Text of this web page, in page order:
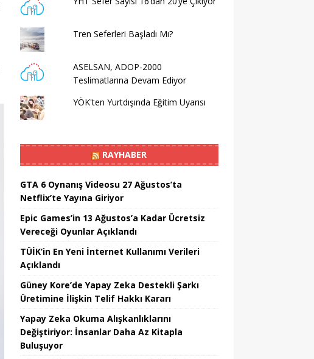
Tren Seferleri Başladı Mı?
ASELSAN, ADOP-2000
Teslimatlarına Devam Ediyor
YÖK'ten Yurtdışında Eğitim Uyarısı
RAYHABER
GTA 6 Oynanış Videosu 27 Ağustos’ta
Netflix’te Yayına Giriyor
Epic Games’in 13 Ağustos’a Kadar Ücretsiz
Vereceği Oyunlar Açıklandı
TÜİK’in En Yeni İnternet Kullanımı Verileri
Açıklandı
Güney Kore’de Yapay Zeka Destekli Şarkı
Üretimine İlişkin Telif Hakkı Kararı
Yapay Zeka Okuma Alışkanlıklarını
Değiştiriyor: İnsanlar Daha Az Kitapla
Buluşuyor